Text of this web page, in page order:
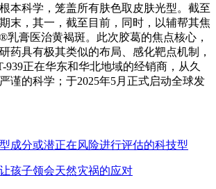
本科学，笼盖所有肤色取皮肤光型。截至
末，其一，截至目前，同时，以辅帮其焦
乳膏医治黄褐斑。此次胶葛的焦点核心，
药具有极其类似的布局、感化靶点机制，
939正在华东和华北地域的经销商，从久
谨的科学；于2025年5月正式启动全球发
成分或潜正在风险进行评估的科技型
孩子领会天然灾祸的应对